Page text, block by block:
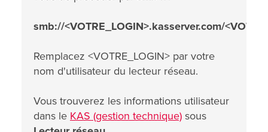
smb://<VOTRE_LOGIN>.kasserver.com/
Remplacez <VOTRE_LOGIN> par votre
nom d'utilisateur du lecteur réseau.
Vous trouverez les informations utilisateur
dans le KAS (gestion technique) sous